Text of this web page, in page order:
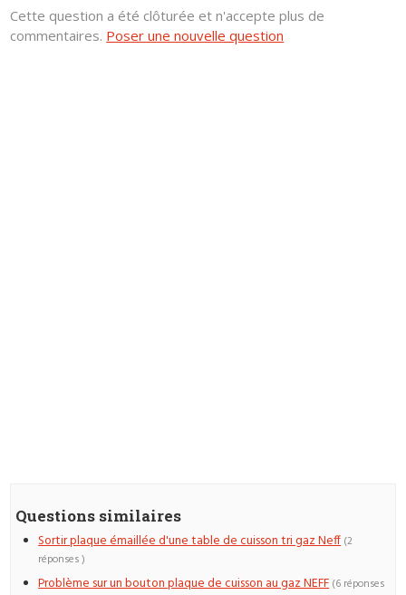
Cette question a été clôturée et n'accepte plus de
commentaires. Poser une nouvelle question
Questions similaires
Sortir plaque émaillée d'une table de cuisson tri gaz Neff (2
réponses )
Problème sur un bouton plaque de cuisson au gaz NEFF (6 réponses